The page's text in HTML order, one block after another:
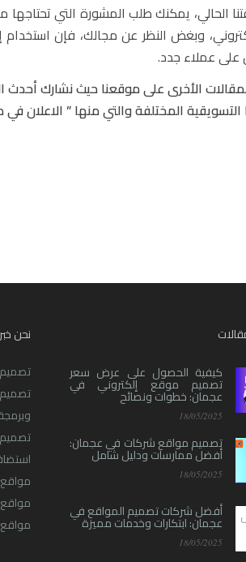
الحالي، يمكنك طلب المشورة التي
وبغض النظر عن مجالك، فإن استخدام
على عملاء جدد.
الأخرى على موقعنا حيث نشارك أحدث
المختلفة والتي منها ” الاعلان
كيفية الحصول على عرض سعر
تصميم موقع إلكتروني في
عجمان: خطوات ونصائح
18/05/2025
تصميم مواقع شركات في عجمان:
أفضل ممارسات ودليل شامل
18/05/2025
أفضل شركات تصميم المواقع في
عجمان: ابتكارات وخدمات مميزة
18/05/2025
نحن
تصميم
تصميم
مواقع